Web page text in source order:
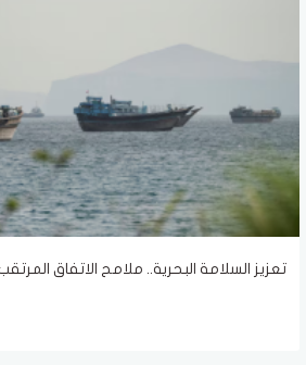
تعزيز السلامة البحرية.. ملامح الاتفاق